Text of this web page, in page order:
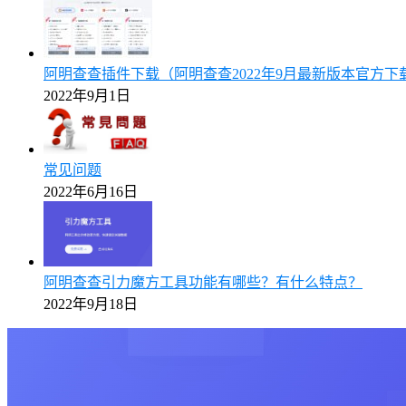
阿明查查插件下载（阿明查查2022年9月最新版本官方下
2022年9月1日
常见问题
2022年6月16日
阿明查查引力魔方工具功能有哪些？有什么特点？
2022年9月18日